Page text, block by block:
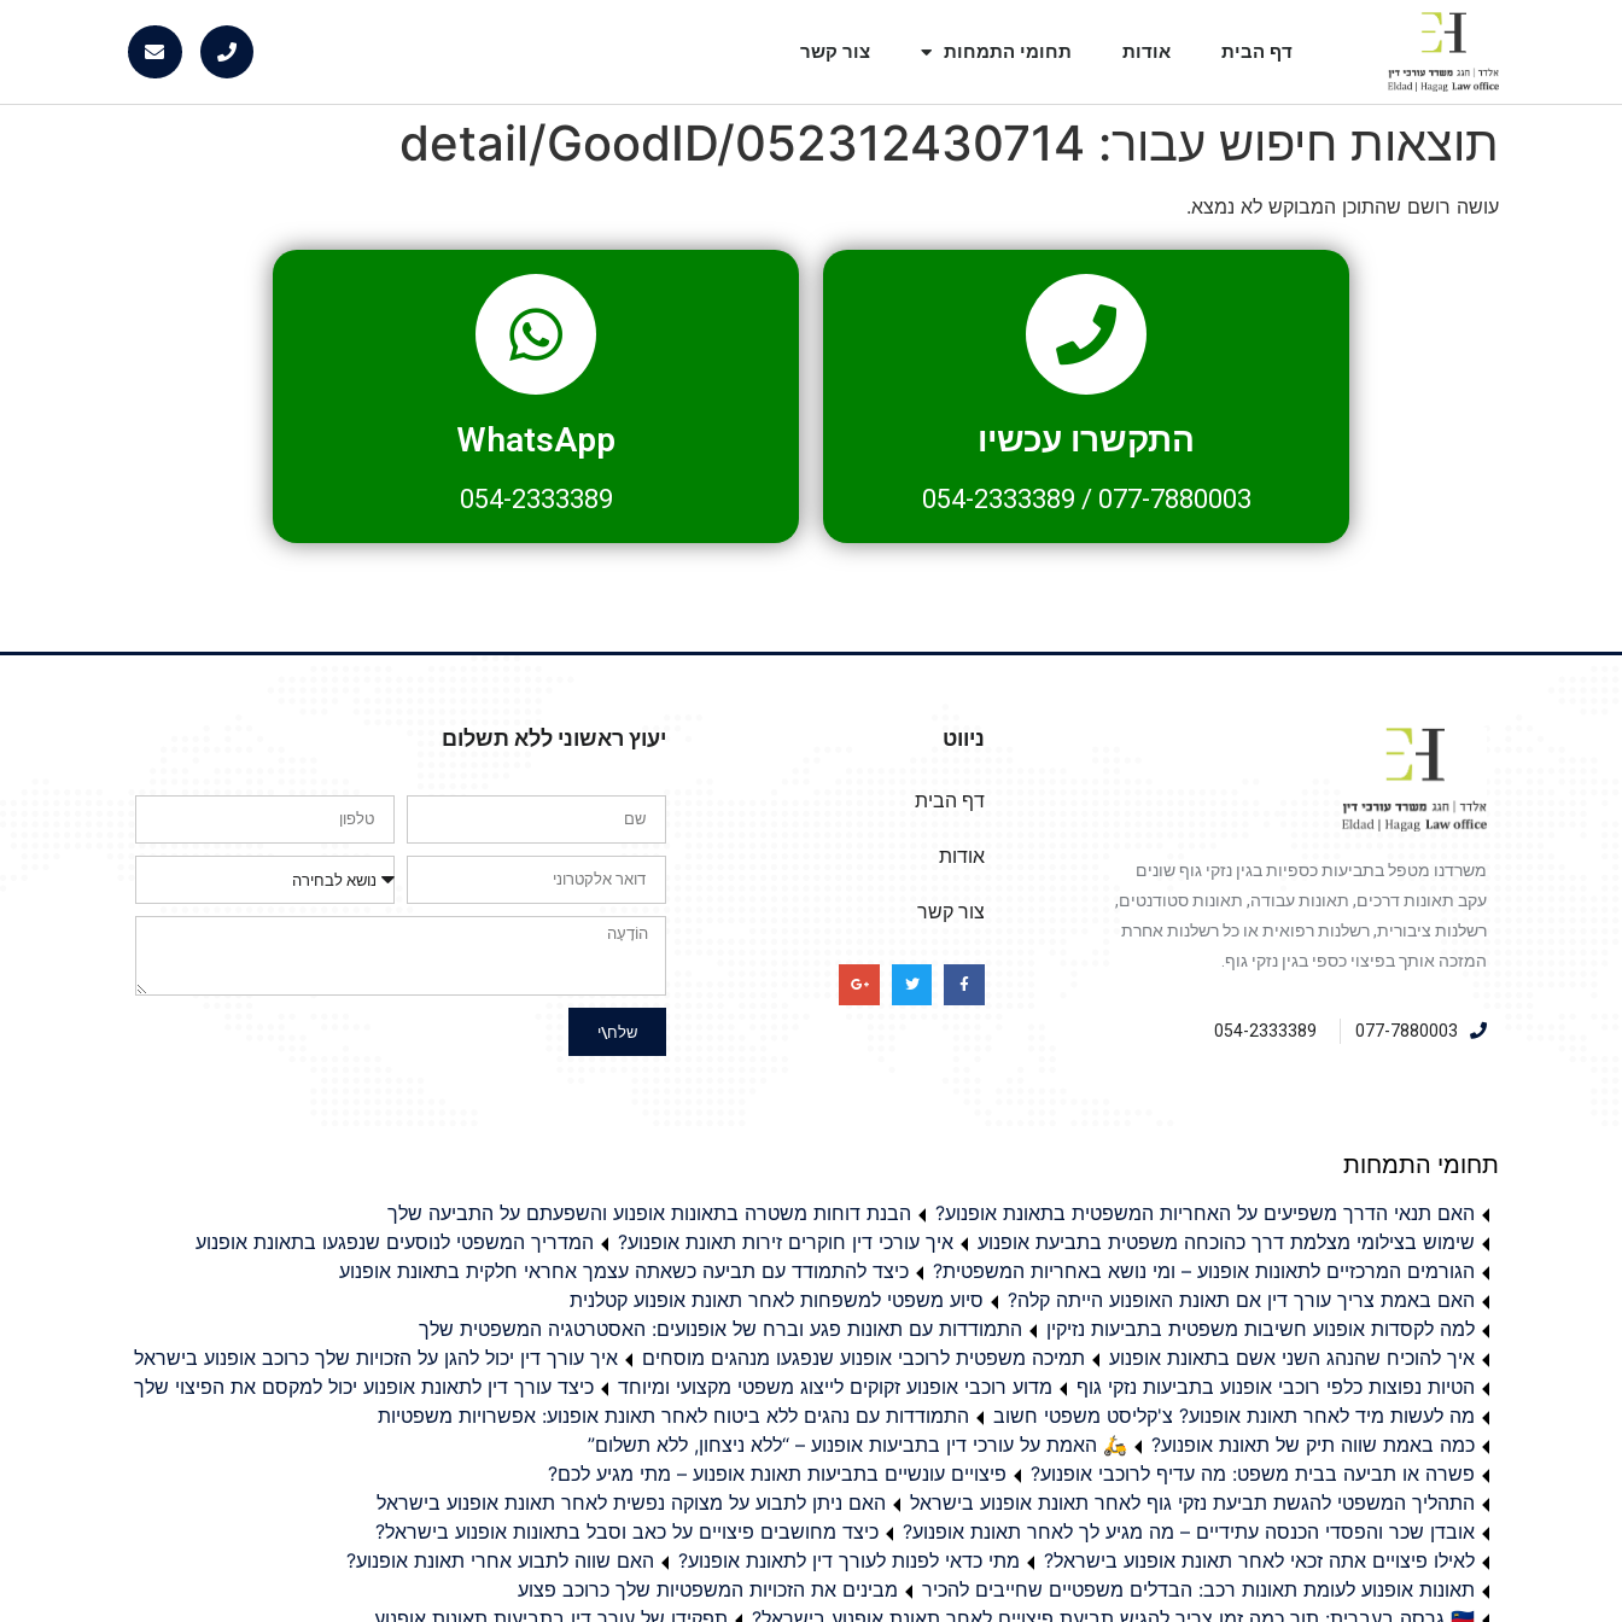
דף הבית אודות תחומי התמחות צור קשר
תוצאות חיפוש עבור: detail/GoodID/052312430714
עושה רושם שהתוכן המבוקש לא נמצא.
התקשרו עכשיו
077-7880003
/
054-2333389
WhatsApp
054-2333389
משרדנו מטפל בתביעות כספיות בגין נזקי גוף שונים
עקב תאונות דרכים, תאונות עבודה, תאונות סטודנטים,
רשלנות ציבורית, רשלנות רפואית או כל רשלנות אחרת
המזכה אותך בפיצוי כספי בגין נזקי גוף.
077-7880003
054-2333389
ניווט
דף הבית
אודות
צור קשר
יעוץ ראשוני ללא תשלום
שלח\י
תחומי התמחות
האם תנאי הדרך משפיעים על האחריות המשפטית בתאונת אופנוע?
הבנת דוחות משטרה בתאונות אופנוע והשפעתם על התביעה שלך
שימוש בצילומי מצלמת דרך כהוכחה משפטית בתביעת אופנוע
איך עורכי דין חוקרים זירות תאונת אופנוע?
המדריך המשפטי לנוסעים שנפגעו בתאונת אופנוע
הגורמים המרכזיים לתאונות אופנוע – ומי נושא באחריות המשפטית?
כיצד להתמודד עם תביעה כשאתה עצמך אחראי חלקית בתאונת אופנוע
האם באמת צריך עורך דין אם תאונת האופנוע הייתה קלה?
סיוע משפטי למשפחות לאחר תאונת אופנוע קטלנית
למה לקסדות אופנוע חשיבות משפטית בתביעות נזיקין
התמודדות עם תאונות פגע וברח של אופנועים: האסטרטגיה המשפטית שלך
איך להוכיח שהנהג השני אשם בתאונת אופנוע
תמיכה משפטית לרוכבי אופנוע שנפגעו מנהגים מוסחים
איך עורך דין יכול להגן על הזכויות שלך כרוכב אופנוע בישראל
הטיות נפוצות כלפי רוכבי אופנוע בתביעות נזקי גוף
מדוע רוכבי אופנוע זקוקים לייצוג משפטי מקצועי ומיוחד
כיצד עורך דין לתאונת אופנוע יכול למקסם את הפיצוי שלך
מה לעשות מיד לאחר תאונת אופנוע? צ'קליסט משפטי חשוב
התמודדות עם נהגים ללא ביטוח לאחר תאונת אופנוע: אפשרויות משפטיות
כמה באמת שווה תיק של תאונת אופנוע?
🛵 האמת על עורכי דין בתביעות אופנוע – “ללא ניצחון, ללא תשלום”
פשרה או תביעה בבית משפט: מה עדיף לרוכבי אופנוע?
פיצויים עונשיים בתביעות תאונת אופנוע – מתי מגיע לכם?
התהליך המשפטי להגשת תביעת נזקי גוף לאחר תאונת אופנוע בישראל
האם ניתן לתבוע על מצוקה נפשית לאחר תאונת אופנוע בישראל
אובדן שכר והפסדי הכנסה עתידיים – מה מגיע לך לאחר תאונת אופנוע?
כיצד מחושבים פיצויים על כאב וסבל בתאונות אופנוע בישראל?
לאילו פיצויים אתה זכאי לאחר תאונת אופנוע בישראל?
מתי כדאי לפנות לעורך דין לתאונת אופנוע?
האם שווה לתבוע אחרי תאונת אופנוע?
תאונות אופנוע לעומת תאונות רכב: הבדלים משפטיים שחייבים להכיר
מבינים את הזכויות המשפטיות שלך כרוכב פצוע